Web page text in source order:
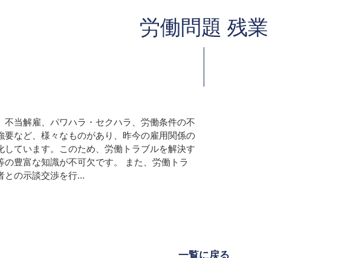
労働問題 残業
不当解雇、パワハラ・セクハラ、労働条件の不
要など、様々なものがあり、昨今の雇用関係の
しています。このため、労働トラブルを解決す
の豊富な知識が不可欠です。 また、労働トラ
との示談交渉を行...
一覧に戻る